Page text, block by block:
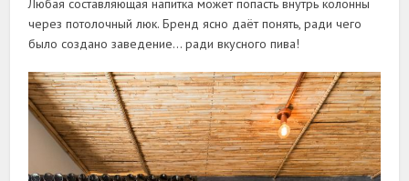
через потолочный люк. Бренд ясно даёт понять, ради чего
было создано заведение… ради вкусного пива!